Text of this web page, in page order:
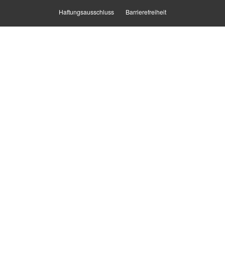
Haftungsausschluss Barrierefreiheit